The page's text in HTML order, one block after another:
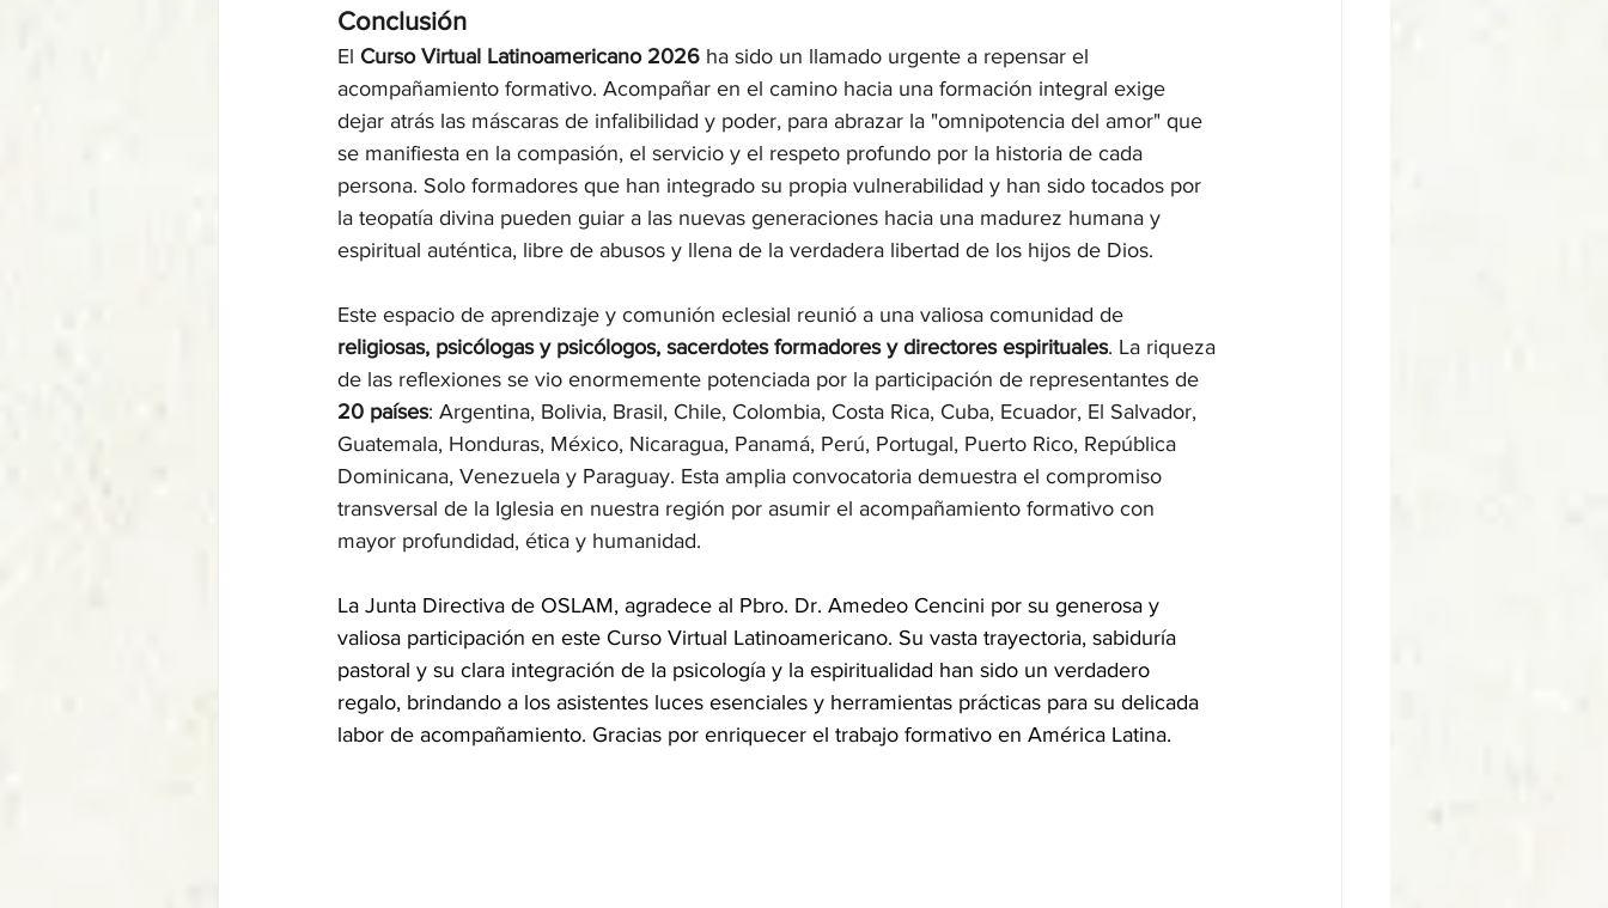
Conclusión
El Curso Virtual Latinoamericano 2026 ha sido un llamado urgente a repensar el
acompañamiento formativo. Acompañar en el camino hacia una formación integral exige
dejar atrás las máscaras de infalibilidad y poder, para abrazar la "omnipotencia del amor" que
se manifiesta en la compasión, el servicio y el respeto profundo por la historia de cada
persona. Solo formadores que han integrado su propia vulnerabilidad y han sido tocados por
la teopatía divina pueden guiar a las nuevas generaciones hacia una madurez humana y
espiritual auténtica, libre de abusos y llena de la verdadera libertad de los hijos de Dios.
Este espacio de aprendizaje y comunión eclesial reunió a una valiosa comunidad de
religiosas, psicólogas y psicólogos, sacerdotes formadores y directores espirituales. La riqueza
de las reflexiones se vio enormemente potenciada por la participación de representantes de
20 países: Argentina, Bolivia, Brasil, Chile, Colombia, Costa Rica, Cuba, Ecuador, El Salvador,
Guatemala, Honduras, México, Nicaragua, Panamá, Perú, Portugal, Puerto Rico, República
Dominicana, Venezuela y Paraguay. Esta amplia convocatoria demuestra el compromiso
transversal de la Iglesia en nuestra región por asumir el acompañamiento formativo con
mayor profundidad, ética y humanidad.
La Junta Directiva de OSLAM, agradece al Pbro. Dr. Amedeo Cencini por su generosa y
valiosa participación en este Curso Virtual Latinoamericano. Su vasta trayectoria, sabiduría
pastoral y su clara integración de la psicología y la espiritualidad han sido un verdadero
regalo, brindando a los asistentes luces esenciales y herramientas prácticas para su delicada
labor de acompañamiento. Gracias por enriquecer el trabajo formativo en América Latina.